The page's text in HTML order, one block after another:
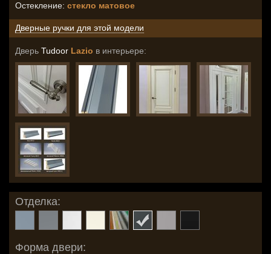
Остекление: стекло матовое
Дверные ручки для этой модели
Дверь Tudoor Lazio в интерьере:
Отделка:
Форма двери: